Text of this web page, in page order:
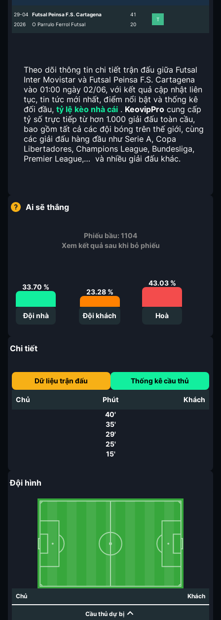
29-04
2026
Futsal Peinsa F.S. Cartagena
O Parrulo Ferrol Futsal
4
2
1
0
T
Theo dõi thông tin chi tiết trận đấu giữa Futsal
Inter Movistar và Futsal Peinsa F.S. Cartagena
vào 01:00 ngày 02/06, với kết quả cập nhật liên
tục, tin tức mới nhất, điểm nổi bật và thống kê
đối đầu, tỷ lệ kèo nhà cái . KeovipPro cung cấp
tỷ số trực tiếp từ hơn 1.000 giải đấu toàn cầu,
bao gồm tất cả các đội bóng trên thế giới, cùng
các giải đấu hàng đầu như Serie A, Copa
Libertadores, Champions League, Bundesliga,
Premier League,… và nhiều giải đấu khác.
Ai sẽ thắng
Phiếu bầu: 1104
Xem kết quả sau khi bỏ phiếu
33.70 %
Đội nhà
23.28%
Đội khách
43.03%
Hoà
Chi tiết
Dữ liệu trận đấu Thống kê cầu thủ
Chủ Phút
Khách
40'
35'
29'
25'
15'
Đội hình
Chủ Khách
Cầu thủ dự bị